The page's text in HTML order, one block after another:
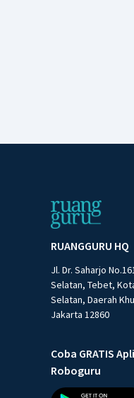
RUANGGURU HQ
Jl. Dr. Saharjo
Selatan, Tebet,
Selatan, Daerah
Jakarta 12860
Coba GRATIS
Roboguru